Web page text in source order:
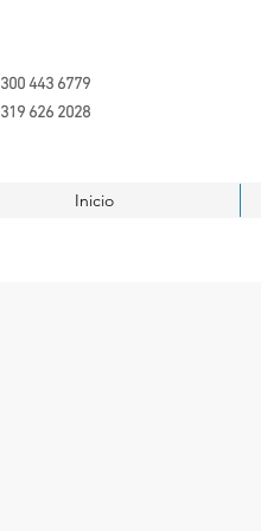
300 443 6779
319 626 2028
Inicio